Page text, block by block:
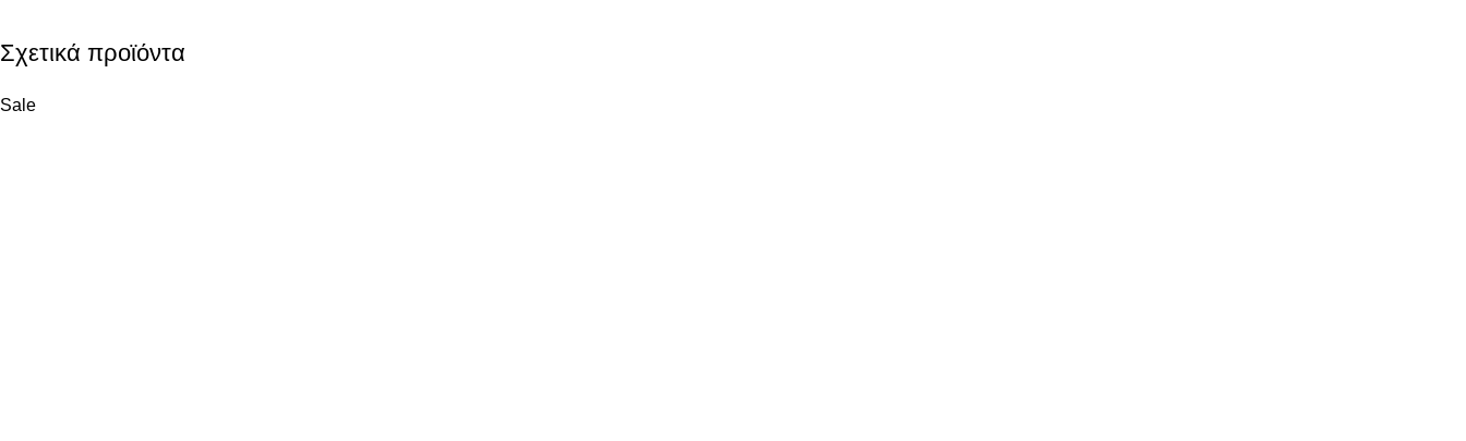
Σχετικά προϊόντα
Sale